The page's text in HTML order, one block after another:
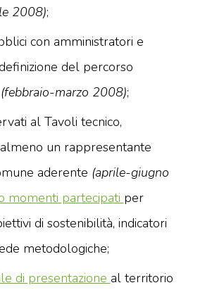
2008);
con amministratori e
del percorso
(febbraio-marzo 2008);
al Tavoli tecnico,
un rappresentante
aderente (aprile-giugno
momenti partecipati per
di sostenibilità, indicatori
metodologiche;
di presentazione al territorio